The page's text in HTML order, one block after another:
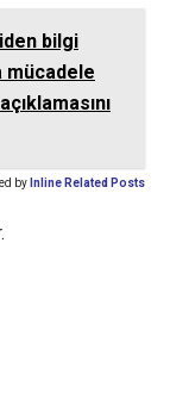
bilgi
mücadele
by Inline Related Posts